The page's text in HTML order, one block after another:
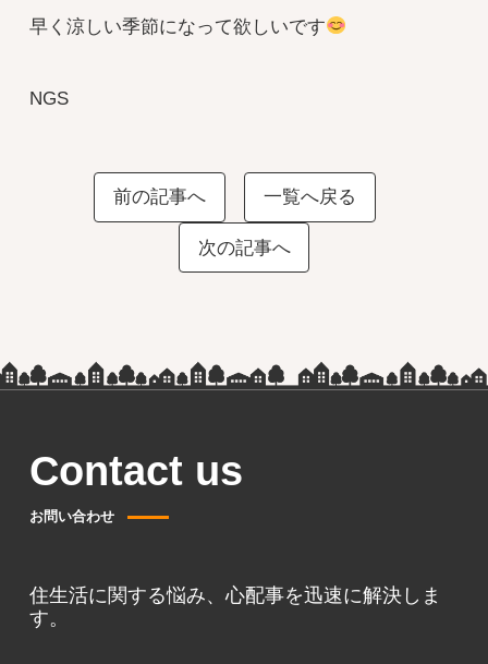
早く涼しい季節になって欲しいです
NGS
前の記事へ 一覧へ戻る
次の記事へ
Contact us
お問い合わせ
住生活に関する悩み、心配事を迅速に解決しま
す。